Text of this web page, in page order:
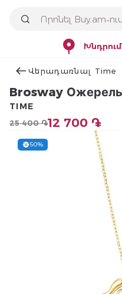
Վերադառնալ Time
Brosway
25 400 ֏12 700 ֏
TIME
50%